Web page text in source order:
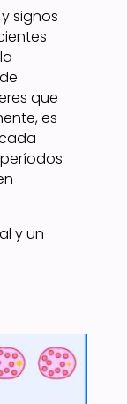
signos
que
es
y un